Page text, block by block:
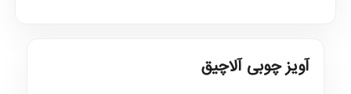
آویز چوبی آلاچیق